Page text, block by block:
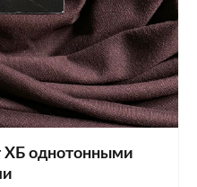
ХБ однотонными